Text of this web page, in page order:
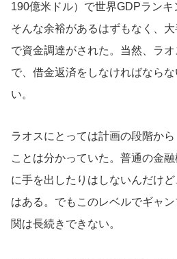
190億米ドル）で世界GDPランキ
そんな余裕があるはずもなく、
で資金調達がされた。当然、ラ
で、借金返済をしなければなら
い。
ラオスにとっては計画の段階か
ことは分かっていた。普通の金
に手を出したりはしないんだけ
はある。でもこのレベルでギャ
関は長続きできない。